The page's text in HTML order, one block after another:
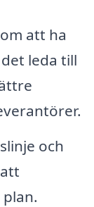
att ha
leda till
och